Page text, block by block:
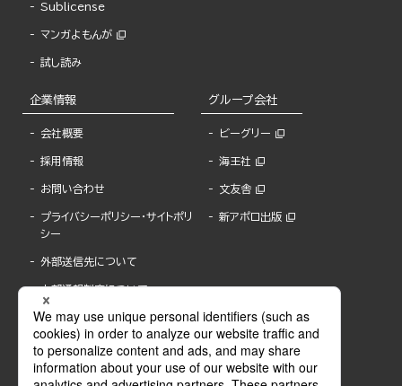
Sublicense
マンガよもんが
試し読み
企業情報
会社概要
採用情報
お問い合わせ
プライバシーポリシー・サイトポリ
シー
外部送信先について
内部通報制度について
グループ会社
ビーグリー
海王社
文友舎
新アポロ出版